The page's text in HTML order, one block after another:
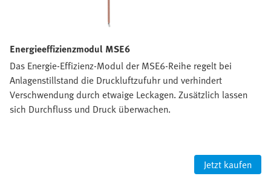
Energieeffizienzmodul MSE6
Das Energie-Effizienz-Modul der MSE6-Reihe regelt bei
Anlagenstillstand die Druckluftzufuhr und verhindert
Verschwendung durch etwaige Leckagen. Zusätzlich lassen
sich Durchfluss und Druck überwachen.
Jetzt kaufen